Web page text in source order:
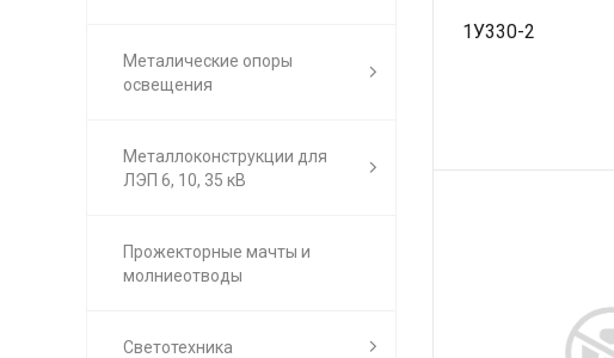
Металические опоры
освещения
Металлоконструкции для
ЛЭП 6, 10, 35 кВ
Прожекторные мачты и
молниеотводы
Светотехника
1У330-2